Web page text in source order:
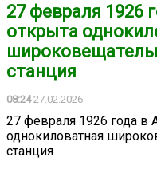
27 февраля 1926
открыта
станция
08:2427.02.2026
27 февраля 1926 года в
однокиловатная
станция